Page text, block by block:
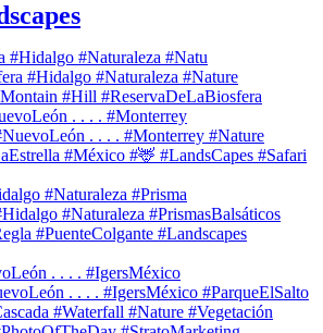
#Hidalgo #Naturaleza #Natu
. . . . #Monterrey
#Naturaleza #Prisma
. . . . #IgersMéxico